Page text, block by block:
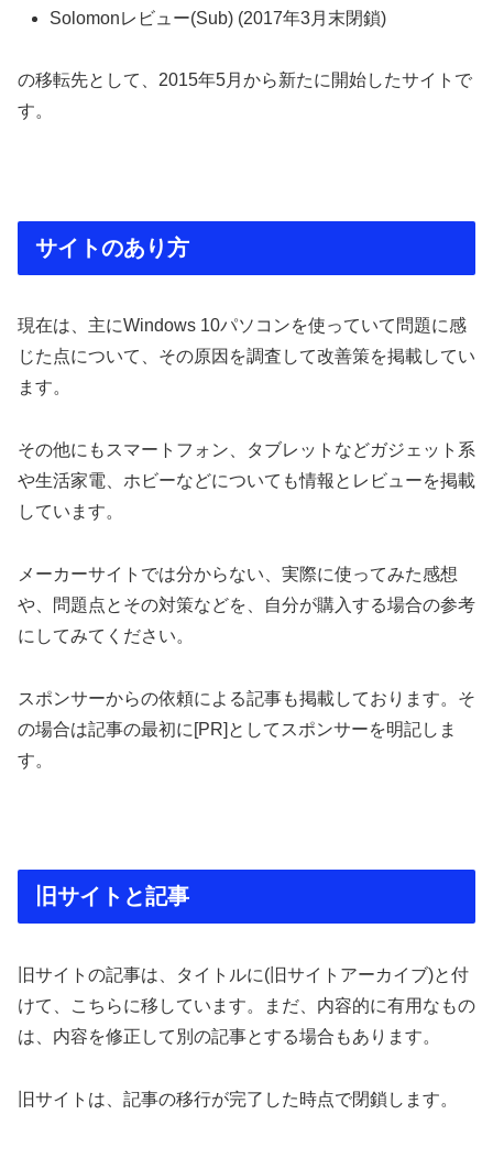
Solomonレビュー(Sub) (2017年3月末閉鎖)
の移転先として、2015年5月から新たに開始したサイトで
す。
サイトのあり方
現在は、主にWindows 10パソコンを使っていて問題に感
じた点について、その原因を調査して改善策を掲載してい
ます。
その他にもスマートフォン、タブレットなどガジェット系
や生活家電、ホビーなどについても情報とレビューを掲載
しています。
メーカーサイトでは分からない、実際に使ってみた感想
や、問題点とその対策などを、自分が購入する場合の参考
にしてみてください。
スポンサーからの依頼による記事も掲載しております。そ
の場合は記事の最初に[PR]としてスポンサーを明記しま
す。
旧サイトと記事
旧サイトの記事は、タイトルに(旧サイトアーカイブ)と付
けて、こちらに移しています。まだ、内容的に有用なもの
は、内容を修正して別の記事とする場合もあります。
旧サイトは、記事の移行が完了した時点で閉鎖します。